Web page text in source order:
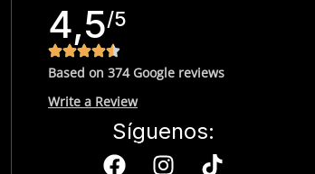
4,5/5
Based on 374 Google reviews
Write a Review
Síguenos: